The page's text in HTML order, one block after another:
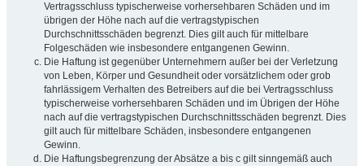
Vertragsschluss typischerweise vorhersehbaren Schäden und im
übrigen der Höhe nach auf die vertragstypischen
Durchschnittsschäden begrenzt. Dies gilt auch für mittelbare
Folgeschäden wie insbesondere entgangenen Gewinn.
Die Haftung ist gegenüber Unternehmern außer bei der Verletzung
von Leben, Körper und Gesundheit oder vorsätzlichem oder grob
fahrlässigem Verhalten des Betreibers auf die bei Vertragsschluss
typischerweise vorhersehbaren Schäden und im Übrigen der Höhe
nach auf die vertragstypischen Durchschnittsschäden begrenzt. Dies
gilt auch für mittelbare Schäden, insbesondere entgangenen
Gewinn.
Die Haftungsbegrenzung der Absätze a bis c gilt sinngemäß auch